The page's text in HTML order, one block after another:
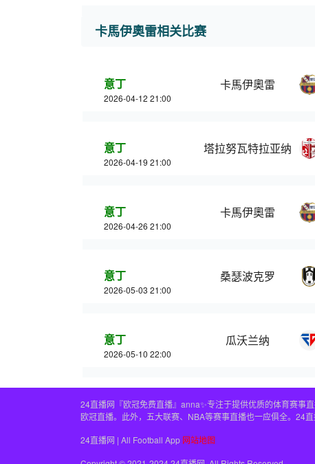
卡馬伊奧雷相关比赛
意丁
2026-04-12 21:00
卡馬伊奧雷
意丁
2026-04-19 21:00
塔拉努瓦特拉亚纳
意丁
2026-04-26 21:00
卡馬伊奧雷
意丁
2026-05-03 21:00
桑瑟波克罗
意丁
2026-05-10 22:00
瓜沃兰纳
24直播网『欧冠免费直播』anna✨专注于提供优质的体育赛事
欧冠直播。此外，五大联赛、NBA等赛事直播也一应俱全。24
24直播网 | All Football App 网站地图